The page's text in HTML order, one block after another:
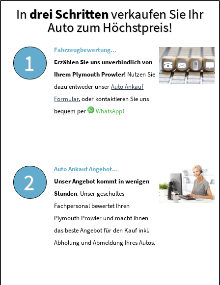
In drei Schrittenverkaufen Sie Ihr
Auto zum Höchstpreis!
1
Fahrzeugbewertung...
Erzählen Sie uns unverbindlich von
Ihrem Plymouth Prowler! Nutzen Sie
dazu entweder unserAuto Ankauf
Formular, oder kontaktieren Sie uns
bequem per
WhatsApp!
2
Auto Ankauf Angebot...
Unser Angebot kommt in wenigen
Stunden. Unser geschultes
Fachpersonal bewertet Ihren
Plymouth Prowler und macht ihnen
das beste Angebot für den Kauf inkl.
Abholung und Abmeldung Ihres Autos.